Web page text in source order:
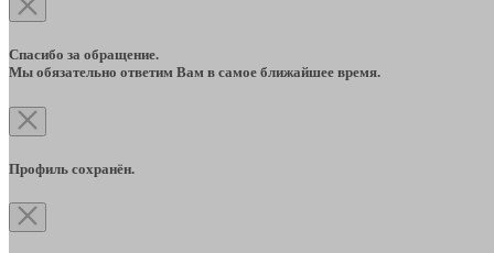
Спасибо за обращение.
Мы обязательно ответим Вам в самое ближайшее время.
Профиль сохранён.